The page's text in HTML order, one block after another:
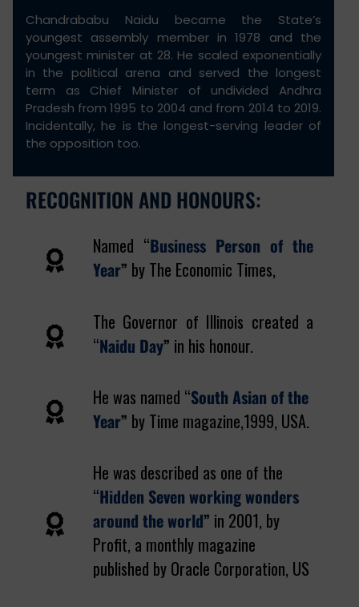
Chandrababu Naidu became the State’s
youngest assembly member in 1978 and the
youngest minister at 28. He scaled exponentially
in the political arena and served the longest
term as Chief Minister of undivided Andhra
Pradesh from 1995 to 2004 and from 2014 to 2019.
Incidentally, he is the longest-serving leader of
the opposition too.
RECOGNITION AND HONOURS:
Named “Business Person of the
Year” by The Economic Times,
The Governor of Illinois created a
“Naidu Day” in his honour.
He was named “South Asian of the
Year” by Time magazine,1999, USA.
He was described as one of the
“Hidden Seven working wonders
around the world” in 2001, by
Profit, a monthly magazine
published by Oracle Corporation, US